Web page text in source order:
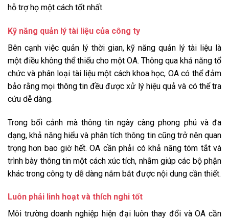
hỗ trợ họ một cách tốt nhất.
Kỹ năng quản lý tài liệu của công ty
Bên cạnh việc quản lý thời gian, kỹ năng quản lý tài liệu là
một điều không thể thiếu cho một OA. Thông qua khả năng tổ
chức và phân loại tài liệu một cách khoa học, OA có thể đảm
bảo rằng mọi thông tin đều được xử lý hiệu quả và có thể tra
cứu dễ dàng.
Trong bối cảnh mà thông tin ngày càng phong phú và đa
dạng, khả năng hiểu và phân tích thông tin cũng trở nên quan
trọng hơn bao giờ hết. OA cần phải có khả năng tóm tắt và
trình bày thông tin một cách xúc tích, nhằm giúp các bộ phận
khác trong công ty dễ dàng nắm bắt được nội dung cần thiết.
Luôn phải linh hoạt và thích nghi tốt
Môi trường doanh nghiệp hiện đại luôn thay đổi và OA cần